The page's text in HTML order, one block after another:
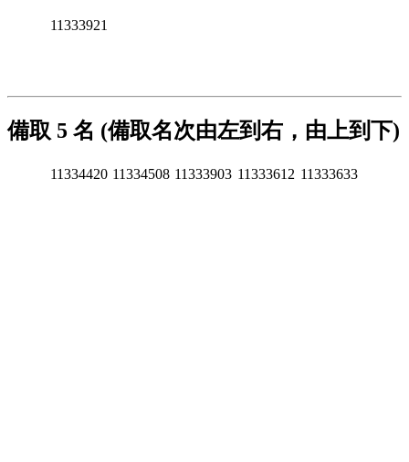
11333921
備取 5 名 (備取名次由左到右，由上到下)
11334420 11334508 11333903 11333612 11333633